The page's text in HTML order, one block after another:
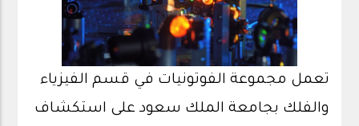
تعمل مجموعة الفوتونيات في قسم الفيزياء
والفلك بجامعة الملك سعود على استكشاف